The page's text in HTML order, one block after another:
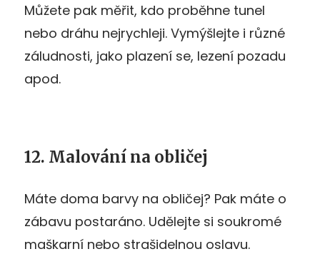
Můžete pak měřit, kdo proběhne tunel
nebo dráhu nejrychleji. Vymýšlejte i různé
záludnosti, jako plazení se, lezení pozadu
apod.
12. Malování na obličej
Máte doma barvy na obličej? Pak máte o
zábavu postaráno. Udělejte si soukromé
maškarní nebo strašidelnou oslavu.